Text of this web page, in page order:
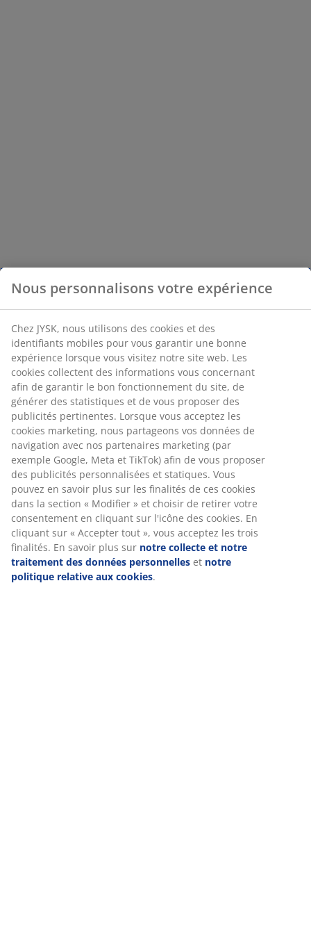
Nous personnalisons votre expérience
Chez JYSK, nous utilisons des cookies et des
identifiants mobiles pour vous garantir une bonne
expérience lorsque vous visitez notre site web. Les
cookies collectent des informations vous concernant
afin de garantir le bon fonctionnement du site, de
générer des statistiques et de vous proposer des
publicités pertinentes. Lorsque vous acceptez les
cookies marketing, nous partageons vos données de
navigation avec nos partenaires marketing (par
exemple Google, Meta et TikTok) afin de vous proposer
des publicités personnalisées et statiques. Vous
pouvez en savoir plus sur les finalités de ces cookies
dans la section « Modifier » et choisir de retirer votre
consentement en cliquant sur l'icône des cookies. En
cliquant sur « Accepter tout », vous acceptez les trois
finalités. En savoir plus sur notre collecte et notre
traitement des données personnelles et notre
politique relative aux cookies.